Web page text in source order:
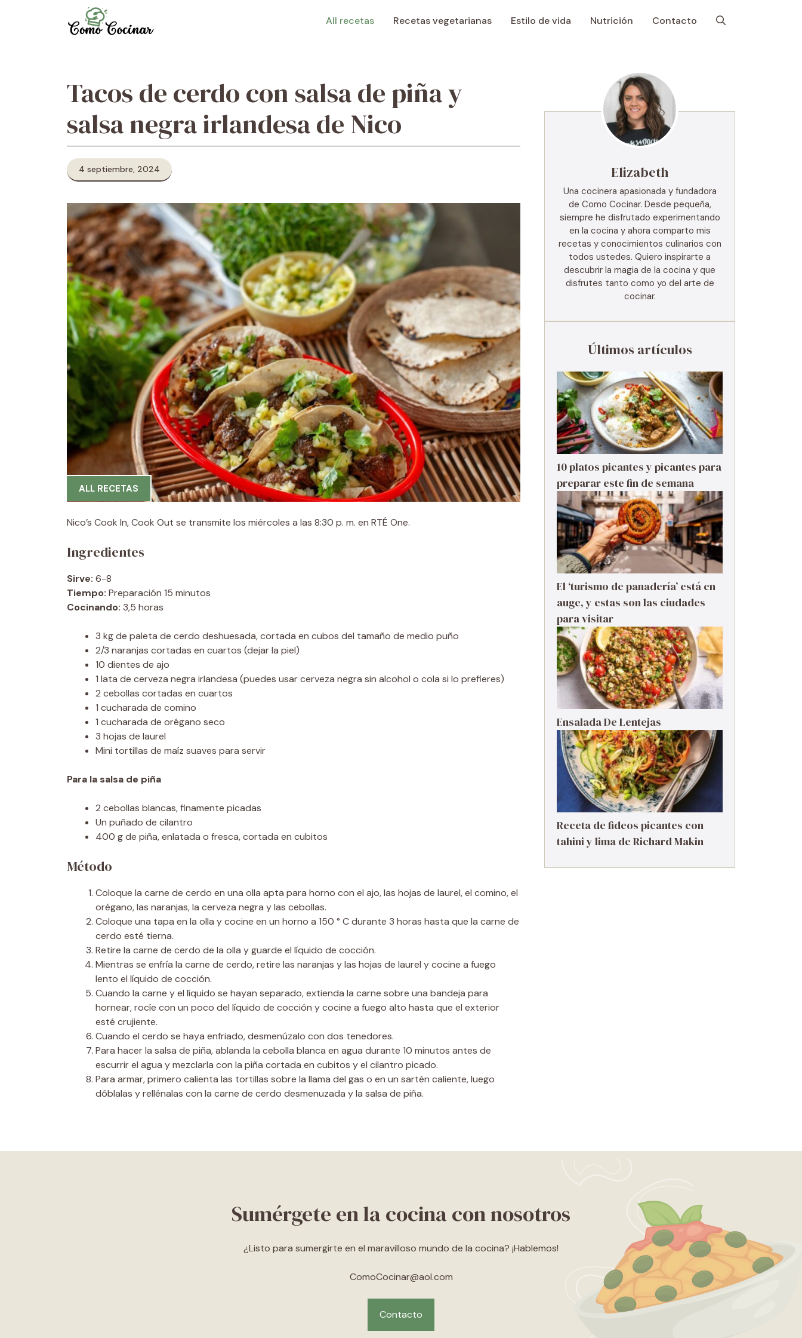
All recetas Recetas vegetarianas Estilo de vida Nutrición Contacto
Tacos de cerdo con salsa de piña y
salsa negra irlandesa de Nico
4 septiembre, 2024
ALL RECETAS
Nico’s Cook In, Cook Out se transmite los miércoles a las 8:30 p. m. en RTÉ One.
Ingredientes
Sirve: 6-8
Tiempo: Preparación 15 minutos
Cocinando: 3,5 horas
3 kg de paleta de cerdo deshuesada, cortada en cubos del tamaño de medio puño
2/3 naranjas cortadas en cuartos (dejar la piel)
10 dientes de ajo
1 lata de cerveza negra irlandesa (puedes usar cerveza negra sin alcohol o cola si lo prefieres)
2 cebollas cortadas en cuartos
1 cucharada de comino
1 cucharada de orégano seco
3 hojas de laurel
Mini tortillas de maíz suaves para servir
Para la salsa de piña
2 cebollas blancas, finamente picadas
Un puñado de cilantro
400 g de piña, enlatada o fresca, cortada en cubitos
Método
Coloque la carne de cerdo en una olla apta para horno con el ajo, las hojas de laurel, el comino, el
orégano, las naranjas, la cerveza negra y las cebollas.
Coloque una tapa en la olla y cocine en un horno a 150 ° C durante 3 horas hasta que la carne de
cerdo esté tierna.
Retire la carne de cerdo de la olla y guarde el líquido de cocción.
Mientras se enfría la carne de cerdo, retire las naranjas y las hojas de laurel y cocine a fuego
lento el líquido de cocción.
Cuando la carne y el líquido se hayan separado, extienda la carne sobre una bandeja para
hornear, rocíe con un poco del líquido de cocción y cocine a fuego alto hasta que el exterior
esté crujiente.
Cuando el cerdo se haya enfriado, desmenúzalo con dos tenedores.
Para hacer la salsa de piña, ablanda la cebolla blanca en agua durante 10 minutos antes de
escurrir el agua y mezclarla con la piña cortada en cubitos y el cilantro picado.
Para armar, primero calienta las tortillas sobre la llama del gas o en un sartén caliente, luego
dóblalas y rellénalas con la carne de cerdo desmenuzada y la salsa de piña.
Elizabeth
Una cocinera apasionada y fundadora
de Como Cocinar. Desde pequeña,
siempre he disfrutado experimentando
en la cocina y ahora comparto mis
recetas y conocimientos culinarios con
todos ustedes. Quiero inspirarte a
descubrir la magia de la cocina y que
disfrutes tanto como yo del arte de
cocinar.
Últimos artículos
10 platos picantes y picantes para
preparar este fin de semana
El ‘turismo de panadería’ está en
auge, y estas son las ciudades
para visitar
Ensalada De Lentejas
Receta de fideos picantes con
tahini y lima de Richard Makin
Sumérgete en la cocina con nosotros
¿Listo para sumergirte en el maravilloso mundo de la cocina? ¡Hablemos!
ComoCocinar@aol.com
Contacto